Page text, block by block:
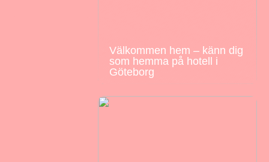
Välkommen hem – känn dig
som hemma på hotell i
Göteborg